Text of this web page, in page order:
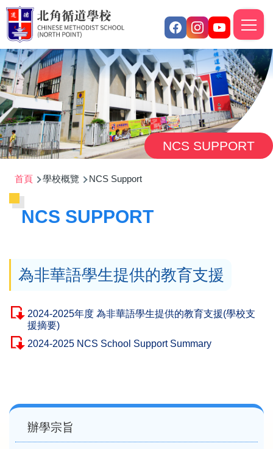
移至主內容
NCS SUPPORT
導
航
連
首頁 學校概覽 NCS Support
NCS SUPPORT
為非華語學生提供的教育支援
2024-2025年度 為非華語學生提供的教育支援(學校支
援摘要)
2024-2025 NCS School Support Summary
Main
navigation
辦學宗旨